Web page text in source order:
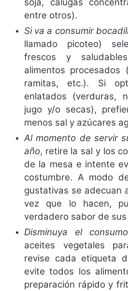
entre otros).
Si va a consumir
llamado picoteo)
frescos y
alimentos procesados
ramitas, etc.). Si
enlatados (verduras,
jugo y/o secas),
menos sal y azúcares
Al momento de servir
año, retire la sal y los
de la mesa e intente
costumbre. A modo
gustativas se adecuan
vez que lo hacen,
verdadero sabor de
Disminuya el
aceites vegetales
revise cada etiqueta
evite todos los
preparación rápido y